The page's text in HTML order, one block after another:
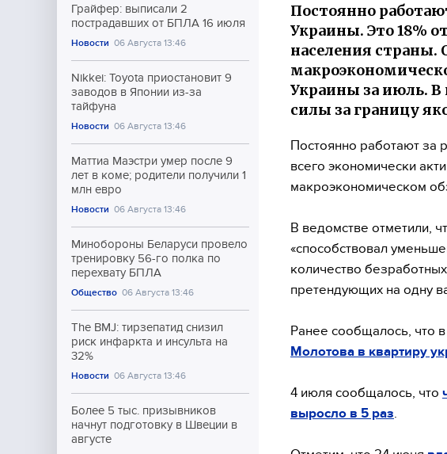
Грайфер: выписали 2
пострадавших от БПЛА 16 июля
Новости 06 Августа 13:46
Nikkei: Toyota приостановит 9
заводов в Японии из-за
тайфуна
Новости 06 Августа 13:46
Маттиа Маэстри умер после 9
лет в коме; родители получили 1
млн евро
Новости 06 Августа 13:46
Минобороны Беларуси провело
тренировку 56-го полка по
перехвату БПЛА
Общество 06 Августа 13:46
The BMJ: тирзепатид снизил
риск инфаркта и инсульта на
32%
Новости 06 Августа 13:46
Более 5 тыс. призывников
начнут подготовку в Швеции в
августе
Постоянно
Украины. Это 18%
населения страны.
Украины за июль. В
силы за границу
Постоянно работают за
всего экономически
макроэкономическом
В ведомстве отметили,
«способствовал
количество
претендующих на одну
Ранее сообщалось, что
Молотова в квартиру
4 июля сообщалось, что
выросло в 5 раз